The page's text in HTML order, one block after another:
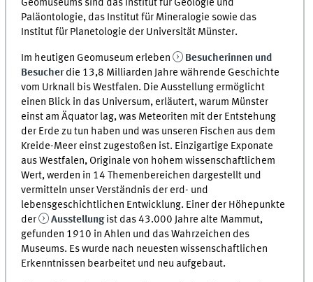
Geomuseums sind das Institut für Geologie und
Paläontologie, das Institut für Mineralogie sowie das
Institut für Planetologie der Universität Münster.
Im heutigen Geomuseum erleben
Besucherinnen und
Besucherdie 13,8 Milliarden Jahre währende Geschichte
vom Urknall bis Westfalen. Die Ausstellung ermöglicht
einen Blick in das Universum, erläutert, warum Münster
einst am Äquator lag, was Meteoriten mit der Entstehung
der Erde zu tun haben und was unseren Fischen aus dem
Kreide-Meer einst zugestoßen ist. Einzigartige Exponate
aus Westfalen, Originale von hohem wissenschaftlichem
Wert, werden in 14 Themenbereichen dargestellt und
vermitteln unser Verständnis der erd- und
lebensgeschichtlichen Entwicklung. Einer der Höhepunkte
der
Ausstellungist das 43.000 Jahre alte Mammut,
gefunden 1910 in Ahlen und das Wahrzeichen des
Museums. Es wurde nach neuesten wissenschaftlichen
Erkenntnissen bearbeitet und neu aufgebaut.